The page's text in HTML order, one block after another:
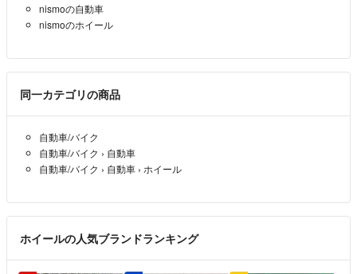
nismoの自動車
nismoのホイール
同一カテゴリの商品
自動車/バイク
自動車/バイク › 自動車
自動車/バイク › 自動車 › ホイール
ホイールの人気ブランドランキング